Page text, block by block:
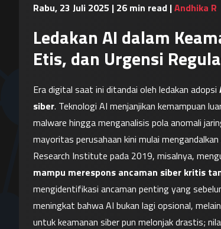
Rabu, 23 Juli 2025 | 26 min read |Andhika R
Ledakan AI dalam
Etis, dan Urgensi
Era digital saat ini ditandai oleh ledakan adopsi
siber. Teknologi AI menjanjikan kemampuan
malware hingga menganalisis pola anomali
mayoritas perusahaan kini mulai
Research Institute pada 2019, misalnya,
mampu merespons ancaman siber kritis
mengidentifikasi ancaman penting yang
meningkat bahwa AI bukan lagi opsional,
untuk keamanan siber pun melonjak drastis;